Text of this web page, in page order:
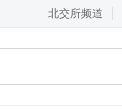
北交所频道